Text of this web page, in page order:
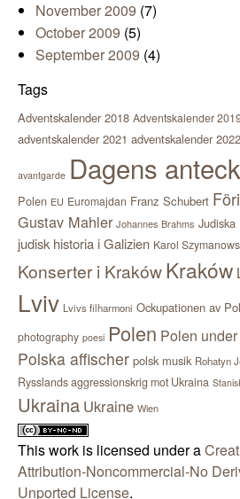
November 2009 (7)
October 2009 (5)
September 2009 (4)
Tags
Adventskalender 2018 Adventskalender
adventskalender 2021 adventskalender 2022
avantgarde Dagens
Polen EU Euromajdan Franz Schubert
Gustav Mahler Johannes Brahms Judiska
judisk historia i Galizien Karol
Konserter i KrakówKraków
Lviv Lvivs filharmoni Ockupationen av
photography poesi Polen Polen
Polska affischer polsk musik Rohatyn
Rysslands aggressionskrig mot Ukraina
Ukraina Ukraine Wien
This work is licensed under a
Attribution-Noncommercial-No
Unported License.